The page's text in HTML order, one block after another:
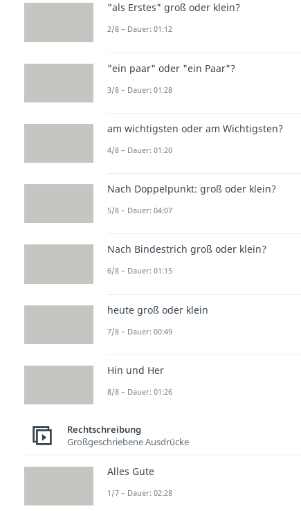
"als Erstes" groß oder klein?
2/8 – Dauer: 01:12
"ein paar" oder "ein Paar"?
3/8 – Dauer: 01:28
am wichtigsten oder am Wichtigsten?
4/8 – Dauer: 01:20
Nach Doppelpunkt: groß oder klein?
5/8 – Dauer: 04:07
Nach Bindestrich groß oder klein?
6/8 – Dauer: 01:15
heute groß oder klein
7/8 – Dauer: 00:49
Hin und Her
8/8 – Dauer: 01:26
Rechtschreibung
Großgeschriebene Ausdrücke
Alles Gute
1/7 – Dauer: 02:28